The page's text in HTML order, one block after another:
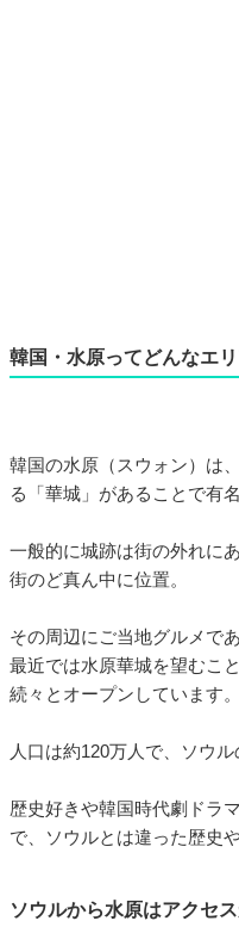
韓国・水原ってどんなエリ
韓国の水原（スウォン）は
る「華城」があることで有名
一般的に城跡は街の外れに
街のど真ん中に位置。
その周辺にご当地グルメで
最近では水原華城を望むこ
続々とオープンしています。
人口は約120万人で、ソウ
歴史好きや韓国時代劇ドラ
で、ソウルとは違った歴史
ソウルから水原はアクセス